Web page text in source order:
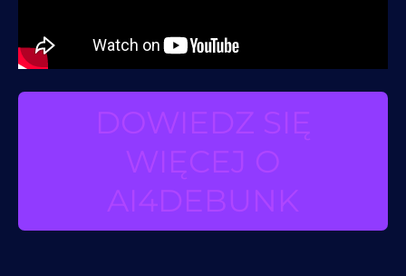
DOWIEDZ SIĘ
WIĘCEJ O
AI4DEBUNK